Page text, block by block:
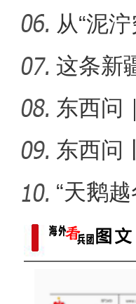
从“泥
桂
这条新
度”？
东西问
何以实
东西问
一部交
“天鹅